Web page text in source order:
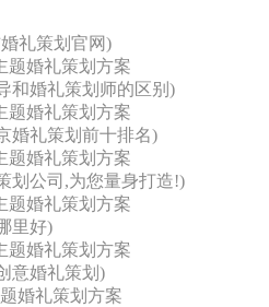
礼策划官网)
题婚礼策划方案
和婚礼策划师的区别)
题婚礼策划方案
婚礼策划前十排名)
题婚礼策划方案
划公司,为您量身打造!)
题婚礼策划方案
里好)
题婚礼策划方案
意婚礼策划)
婚礼策划方案